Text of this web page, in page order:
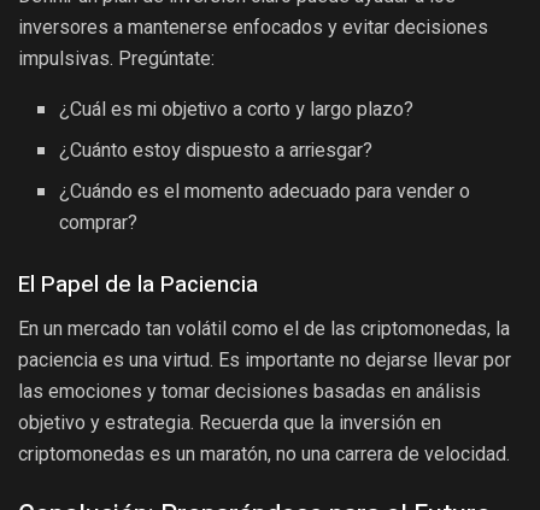
inversores a mantenerse enfocados y evitar decisiones
impulsivas. Pregúntate:
¿Cuál es mi objetivo a corto y largo plazo?
¿Cuánto estoy dispuesto a arriesgar?
¿Cuándo es el momento adecuado para vender o
comprar?
El Papel de la Paciencia
En un mercado tan volátil como el de las criptomonedas, la
paciencia es una virtud. Es importante no dejarse llevar por
las emociones y tomar decisiones basadas en análisis
objetivo y estrategia. Recuerda que la inversión en
criptomonedas es un maratón, no una carrera de velocidad.